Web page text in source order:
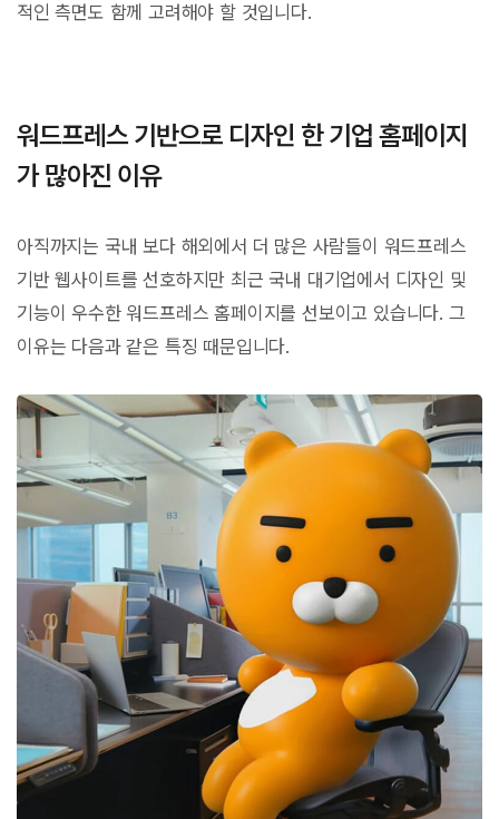
적인 측면도 함께 고려해야 할 것입니다.
워드프레스 기반으로 디자인 한 기업 홈페이지
가 많아진 이유
아직까지는 국내 보다 해외에서 더 많은 사람들이 워드프레스
기반 웹사이트를 선호하지만 최근 국내 대기업에서 디자인 및
기능이 우수한 워드프레스 홈페이지를 선보이고 있습니다. 그
이유는 다음과 같은 특징 때문입니다.